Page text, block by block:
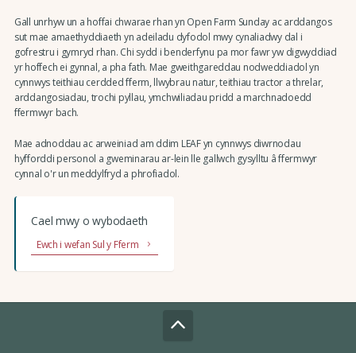
Gall unrhyw un a hoffai chwarae rhan yn Open Farm Sunday ac arddangos
sut mae amaethyddiaeth yn adeiladu dyfodol mwy cynaliadwy dal i
gofrestru i gymryd rhan. Chi sydd i benderfynu pa mor fawr yw digwyddiad
yr hoffech ei gynnal, a pha fath. Mae gweithgareddau nodweddiadol yn
cynnwys teithiau cerdded fferm, llwybrau natur, teithiau tractor a threlar,
arddangosiadau, trochi pyllau, ymchwiliadau pridd a marchnadoedd
ffermwyr bach.
Mae adnoddau ac arweiniad am ddim LEAF yn cynnwys diwrnodau
hyfforddi personol a gweminarau ar-lein lle gallwch gysylltu â ffermwyr
cynnal o'r un meddylfryd a phrofiadol.
Cael mwy o wybodaeth
Ewch i wefan Sul y Fferm